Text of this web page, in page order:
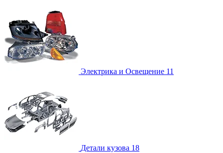
Электрика и Освещение 11
Детали кузова 18